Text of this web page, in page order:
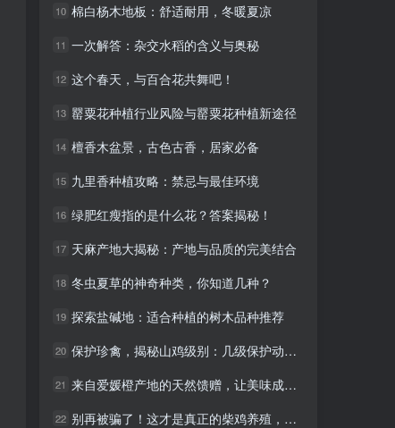
10 棉白杨木地板：舒适耐用，冬暖夏凉
11 一次解答：杂交水稻的含义与奥秘
12 这个春天，与百合花共舞吧！
13 罂粟花种植行业风险与罂粟花种植新途径
14 檀香木盆景，古色古香，居家必备
15 九里香种植攻略：禁忌与最佳环境
16 绿肥红瘦指的是什么花？答案揭秘！
17 天麻产地大揭秘：产地与品质的完美结合
18 冬虫夏草的神奇种类，你知道几种？
19 探索盐碱地：适合种植的树木品种推荐
20 保护珍禽，揭秘山鸡级别：几级保护动物？
21 来自爱媛橙产地的天然馈赠，让美味成就不凡
22 别再被骗了！这才是真正的柴鸡养殖，健康又美味！
10 棉白杨木地板：舒适耐用，冬暖夏凉
11 一次解答：杂交水稻的含义与奥秘
12 这个春天，与百合花共舞吧！
13 罂粟花种植行业风险与罂粟花种植新途径
14 檀香木盆景，古色古香，居家必备
15 九里香种植攻略：禁忌与最佳环境
16 绿肥红瘦指的是什么花？答案揭秘！
17 天麻产地大揭秘：产地与品质的完美结合
18 冬虫夏草的神奇种类，你知道几种？
19 探索盐碱地：适合种植的树木品种推荐
20 保护珍禽，揭秘山鸡级别：几级保护动物？
21 来自爱媛橙产地的天然馈赠，让美味成就不凡
22 别再被骗了！这才是真正的柴鸡养殖，健康又美味！